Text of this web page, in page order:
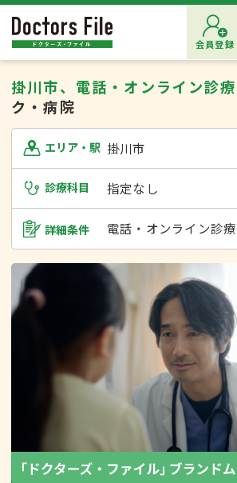
会員登録
掛川市、電話・オンライン診
ク・病院
エリア・駅 掛川市
診療科目 指定なし
詳細条件 電話・オンライン診